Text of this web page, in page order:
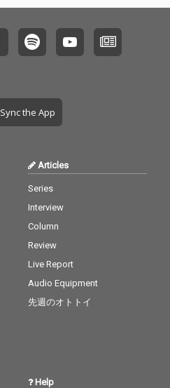
Sync the App
Articles
Series
Interview
Column
Review
Live Report
Audio Equipment
先週のオトトイ
Help